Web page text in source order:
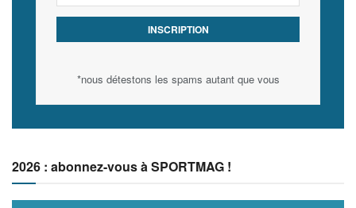
*nous détestons les spams autant que vous
2026 : abonnez-vous à SPORTMAG !